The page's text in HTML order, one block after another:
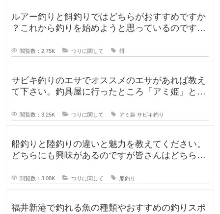
ルアー釣りと餌釣りではどちらがおすすめですか
？これから釣りを始めようと思っているのです
閲覧数：2.75K つりに関して 餌
サビキ釣りのエサでオススメのエサがあれば教え
て下さい。釣具屋に行ったところ「アミ姫」とい
閲覧数：3.25K つりに関して アミ姫 サビキ釣り
船釣りと陸釣りの違いと魅力を教えてください。
どちらにも興味があるのですが皆さんはどちらが
閲覧数：3.08K つりに関して 船釣り
福井新港で釣れる魚の種類やおすすめの釣りスポ